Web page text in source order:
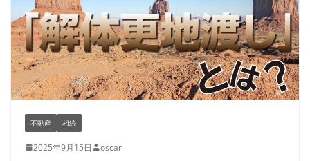
不動産 相続
2025年9月15日 oscar